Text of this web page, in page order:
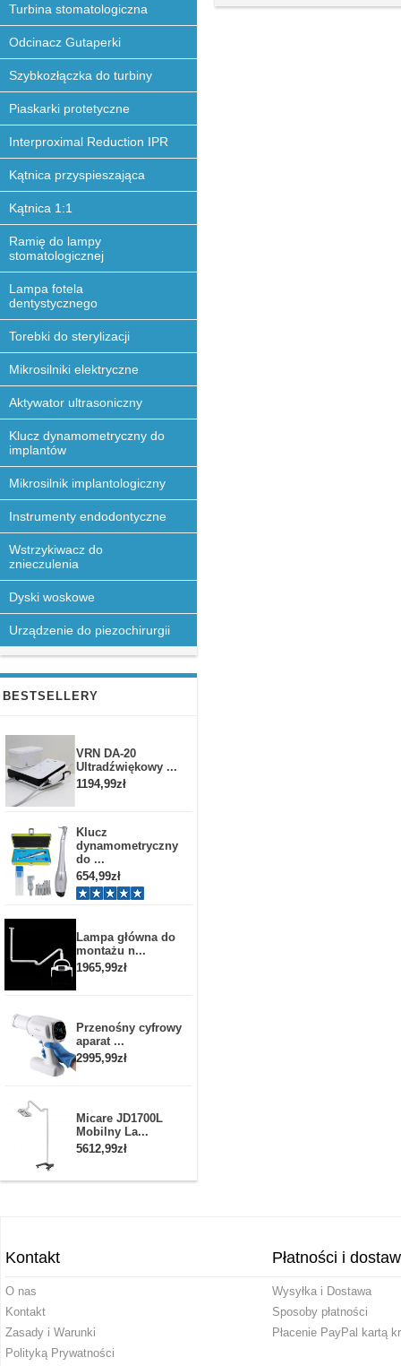
Turbina stomatologiczna
Odcinacz Gutaperki
Szybkozłączka do turbiny
Piaskarki protetyczne
Interproximal Reduction IPR
Kątnica przyspieszająca
Kątnica 1:1
Ramię do lampy
stomatologicznej
Lampa fotela
dentystycznego
Torebki do sterylizacji
Mikrosilniki elektryczne
Aktywator ultrasoniczny
Klucz dynamometryczny do
implantów
Mikrosilnik implantologiczny
Instrumenty endodontyczne
Wstrzykiwacz do
znieczulenia
Dyski woskowe
Urządzenie do piezochirurgii
BESTSELLERY
VRN DA-20
Ultradźwiękowy ...
1194,99zł
Klucz
dynamometryczny
do ...
654,99zł
Lampa główna do
montażu n...
1965,99zł
Przenośny cyfrowy
aparat ...
2995,99zł
Micare JD1700L
Mobilny La...
5612,99zł
Kontakt
O nas
Kontakt
Zasady i Warunki
Polityką Prywatności
Płatności i
Wysyłka i Dostawa
Sposoby płatności
Płacenie PayPal kartą